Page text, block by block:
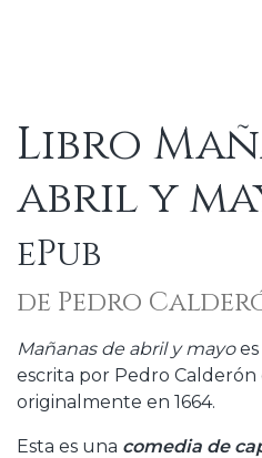
Libro
abril y
ePub
de Pedro
Mañanas de abril y mayoes
escrita por Pedro
originalmente en 1664.
Esta es una comedia de